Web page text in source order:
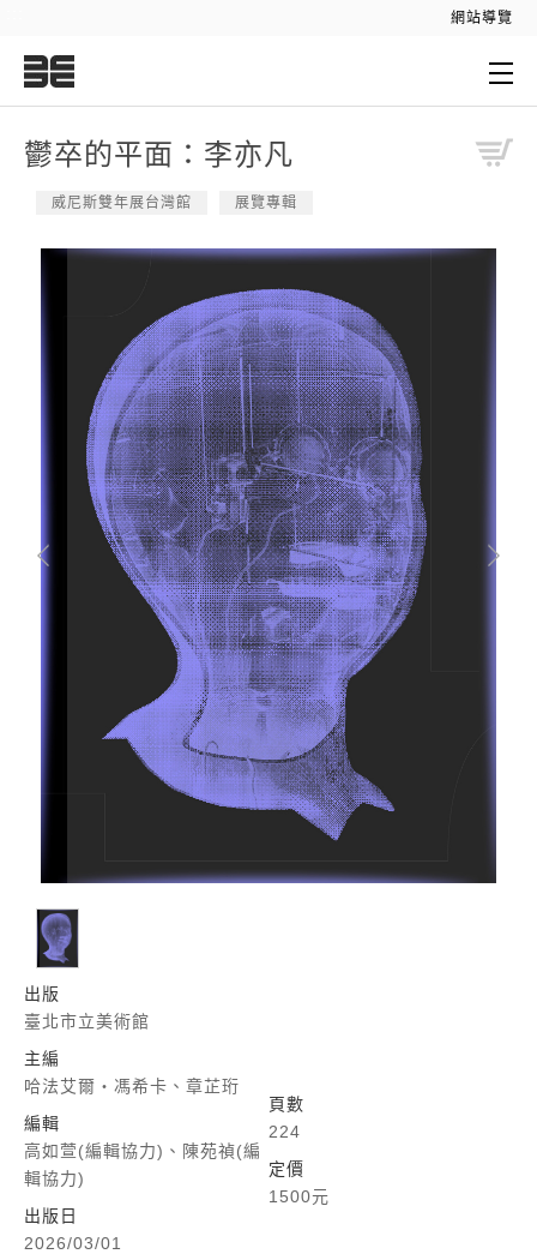
網站導覽
鬱卒的平面：李亦凡
威尼斯雙年展台灣館 展覽專輯
出版
臺北市立美術館
主編
哈法艾爾‧馮希卡、章芷珩
編輯
高如萱(編輯協力)、陳苑禎(編
輯協力)
出版日
2026/03/01
頁數
224
定價
1500元